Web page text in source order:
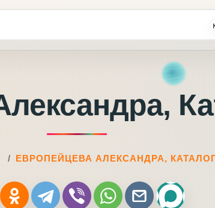
ЕВРОПЕЙЦЕВА АЛЕКСАНДРА,